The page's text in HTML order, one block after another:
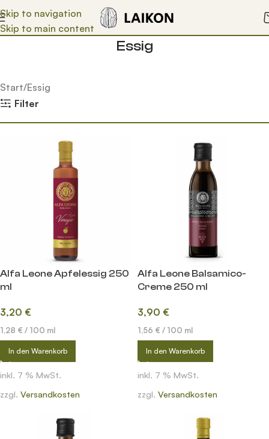
Skip to navigation
Skip to main content
Essig
Start Essig
Filter
Alfa Leone Apfelessig 250
ml
3,20 €
1,28 € / 100 ml
In den Warenkorb
inkl. 7 % MwSt.
zzgl. Versandkosten
Alfa Leone Balsamico-
Creme 250 ml
3,90 €
1,56 € / 100 ml
In den Warenkorb
inkl. 7 % MwSt.
zzgl. Versandkosten